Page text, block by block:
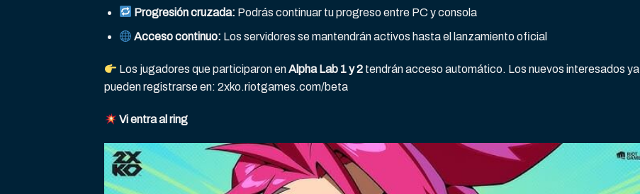
Progresión cruzada: Podrás continuar tu progreso entre PC y consola
Acceso continuo: Los servidores se mantendrán activos hasta el lanzamiento oficial
Los jugadores que participaron enAlpha Lab 1 y 2 tendrán acceso automático. Los nuevos interesados ya
pueden registrarse en: 2xko.riotgames.com/beta
Vi entra al ring